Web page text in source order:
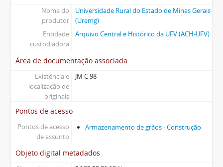
Nome do
produtor
Universidade Rural do Estado de Minas Gerais
(Uremg)
Entidade
custodiadora
Arquivo Central e Histórico da UFV (ACH-UFV)
Área de documentação associada
Existência e
localização de
originais
JM C 98
Pontos de acesso
Pontos de acesso
de assunto
Armazenamento de grãos - Construção
Objeto digital metadados